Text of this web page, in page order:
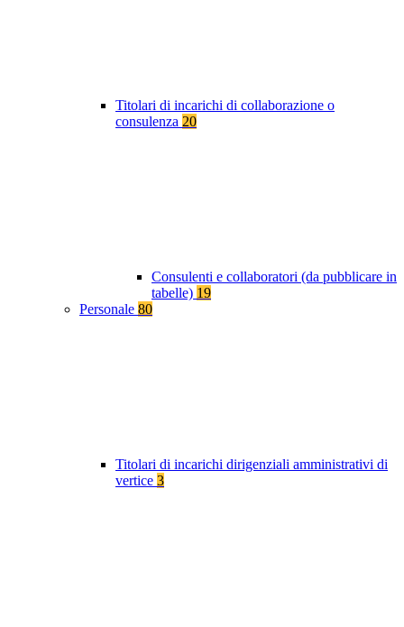
Titolari di incarichi di collaborazione o
consulenza 20
Consulenti e collaboratori (da pubblicare in
tabelle) 19
Personale 80
Titolari di incarichi dirigenziali amministrativi di
vertice 3